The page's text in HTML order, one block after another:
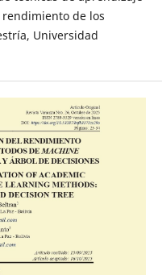
de los
Universidad